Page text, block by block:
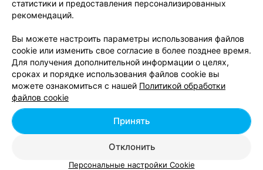
Пилинг (к чистке лица)
от 29 руб.
Пилинг Lactic acid (60 мин)
от 60 руб.
Пилинг молочный 45% (Ph1,9)
от 70 руб.
Пилинг поверхностного уровня Vedara -
молочный (Польша)
от 60 руб.
Пилинг с молочной кислотой 30%
от 165 руб.
Пилинги
Поверхностный пилинг Milk Pell
от 90 руб.
Салициловый пилинг + Молочный пилинг
статистики и предоставления персонализированных
рекомендаций.
Вы можете настроить параметры использования файлов
cookie или изменить свое согласие в более позднее время.
Для получения дополнительной информации о целях,
сроках и порядке использования файлов cookie вы
можете ознакомиться с нашей Политикой обработки
файлов cookie
Отклонить
Принять
Персональные настройки Cookie